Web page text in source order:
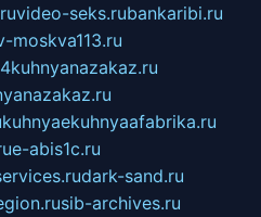
video-seks.rubankaribi.ru
kuhnyaekuhnyaafabrika.ru
e-abis1c.ru
dark-sand.ru
sib-archives.ru